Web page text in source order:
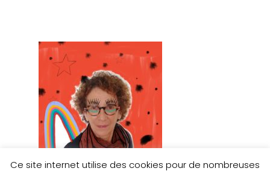
Ce site internet utilise des cookies pour de nombreuses